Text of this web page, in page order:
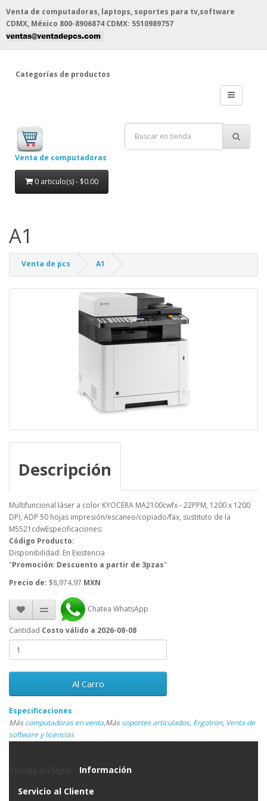
Venta de computadoras, laptops, soportes para tv,software
CDMX, México 800-8906874 CDMX: 5510989757
Categorías de productos
Venta de computadoras
0 articulo(s) - $0.00
A1
Venta de pcs A1
Descripción
Multifuncional láser a color KYOCERA MA2100cwfx - 22PPM, 1200 x 1200
DPI, ADP 50 hojas impresión/escaneo/copiado/fax, sustituto de la
M5521cdwEspecificaciones:
Código Producto:
Disponibilidad: En Existencia
"Promoción: Descuento a partir de 3pzas"
Precio de: $8,974.97 MXN
Chatea WhatsApp
Cantidad Costo válido a 2026-08-08
Al Carro
Especificaciones
Máscomputadoras en venta,Mássoportes articulados, Ergotron, Venta de
software y licencias
Información
Servicio al Cliente